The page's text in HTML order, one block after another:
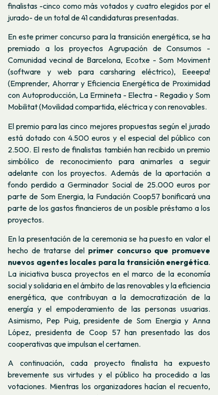
finalistas -cinco como más votados y cuatro elegidos por el
jurado- de un total de 41 candidaturas presentadas.
En este primer concurso para la transición energética, se ha
premiado a los proyectos Agrupación de Consumos -
Comunidad vecinal de Barcelona, Ecotxe - Som Moviment
(software y web para carsharing eléctrico), Eeeepa!
(Emprender, Ahorrar y Eficiencia Energética de Proximidad
con Autoproducción, La Ermineta - Electra - Regadio y Som
Mobilitat (Movilidad compartida, eléctrica y con renovables.
El premio para las cinco mejores propuestas según el jurado
está dotado con 4.500 euros y el especial del público con
2.500. El resto de finalistas también han recibido un premio
simbólico de reconocimiento para animarles a seguir
adelante con los proyectos. Además de la aportación a
fondo perdido a Germinador Social de 25.000 euros por
parte de Som Energia, la Fundación Coop57 bonificará una
parte de los gastos financieros de un posible préstamo a los
proyectos.
En la presentación de la ceremonia se ha puesto en valor el
hecho de tratarse del primer concurso que promueve
nuevos agentes locales para la transición energética.
La iniciativa busca proyectos en el marco de la economía
social y solidaria en el ámbito de las renovables y la eficiencia
energética, que contribuyan a la democratización de la
energía y el empoderamiento de las personas usuarias.
Asimismo, Pep Puig, presidente de Som Energia y Anna
López, presidenta de Coop 57 han presentado las dos
cooperativas que impulsan el certamen.
A continuación, cada proyecto finalista ha expuesto
brevemente sus virtudes y el público ha procedido a las
votaciones. Mientras los organizadores hacían el recuento,